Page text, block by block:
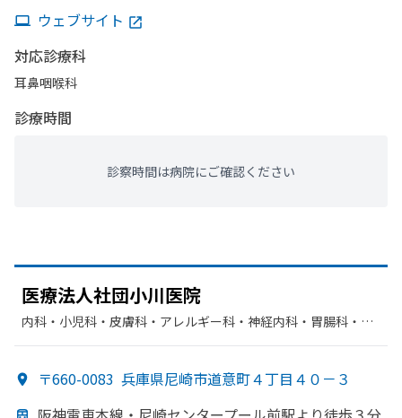
ウェブサイト
対応診療科
耳鼻咽喉科
診療時間
診察時間は病院にご確認ください
医療法人社団小川医院
内科・​小児科・​皮膚科・​アレルギー科・​神経内科・​胃腸科・​循
〒660-0083 兵庫県尼崎市道意町４丁目４０－３